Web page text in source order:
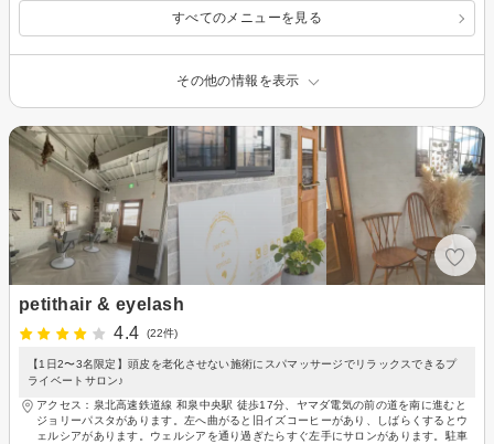
すべてのメニューを見る
その他の情報を表示
petithair & eyelash
4.4
(22件)
【1日2〜3名限定】頭皮を老化させない施術にスパマッサージでリラックスできるプ
ライベートサロン♪
アクセス：泉北高速鉄道線 和泉中央駅 徒歩17分、ヤマダ電気の前の道を南に進むと
ジョリーパスタがあります。左へ曲がると旧イズコーヒーがあり、しばらくするとウ
ェルシアがあります。ウェルシアを通り過ぎたらすぐ左手にサロンがあります。駐車